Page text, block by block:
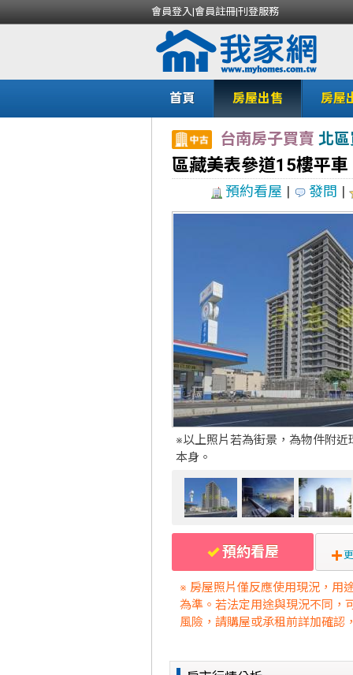
會員登入|會員註冊|刊登服務
首頁 房屋出售 房屋
台南房子買賣 北
區藏美表參道15樓平車
預約看屋 | 發問 |
※以上照片若為街景，為物件附近
本身。
預約看屋
※ 房屋照片僅反應使用現況，用
為準。若法定用途與現況不同，
風險，請購屋或承租前詳加確認